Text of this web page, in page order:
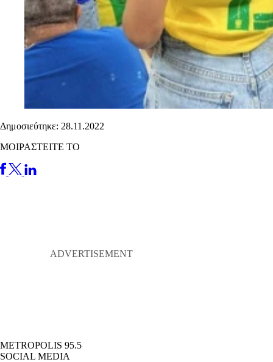
Δημοσιεύτηκε: 28.11.2022
ΜΟΙΡΑΣΤΕΙΤΕ ΤΟ
METROPOLIS 95.5
SOCIAL MEDIA